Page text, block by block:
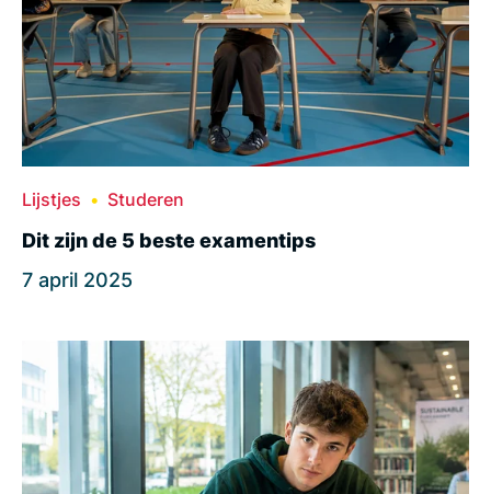
Lijstjes Studeren
Dit zijn de 5 beste examentips
7 april 2025